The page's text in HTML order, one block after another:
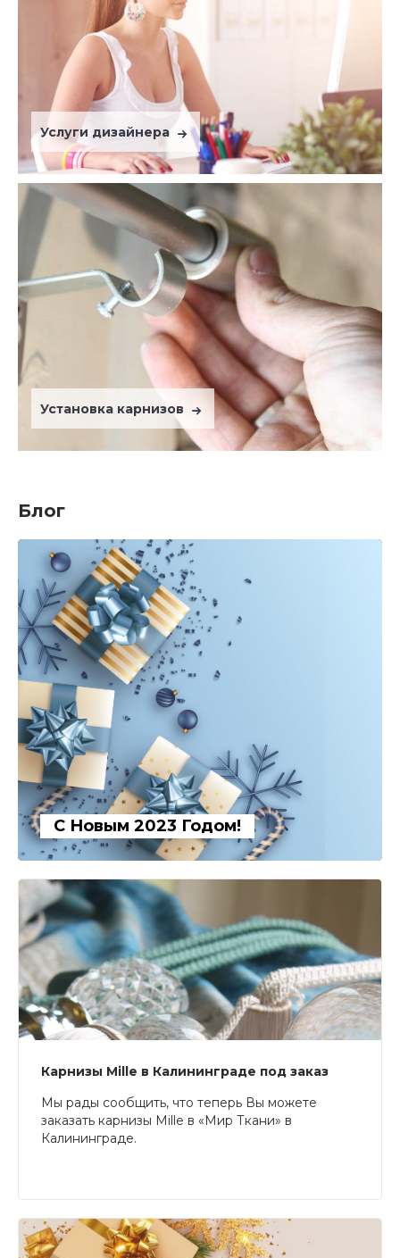
Услуги дизайнера
Установка карнизов
Блог
С Новым 2023 Годом!
Карнизы Mille в Калининграде под заказ
Мы рады сообщить, что теперь Вы можете
заказать карнизы Mille в «Мир Ткани» в
Калининграде.